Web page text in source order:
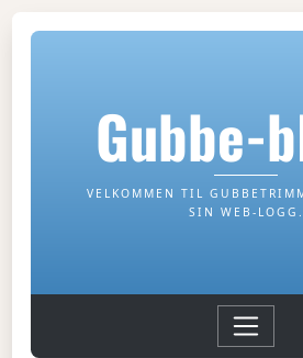
Gubbe-
VELKOMMEN TIL
SIN WEB-LOGG.